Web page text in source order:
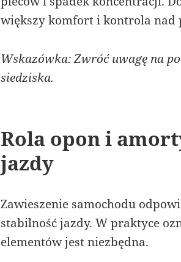
większy komfort i kontrola nad
Wskazówka: Zwróć uwagę na
siedziska.
Rola opon i
jazdy
Zawieszenie samochodu
stabilność jazdy. W praktyce
elementów jest niezbędna.